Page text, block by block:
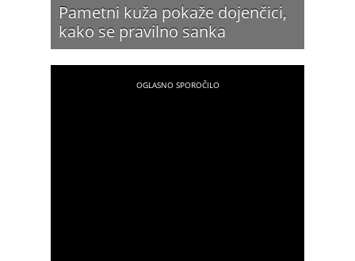
Pametni kuža pokaže dojenčici,
kako se pravilno sanka